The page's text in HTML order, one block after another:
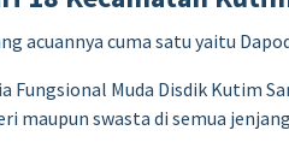
acuannya cuma satu yaitu
Fungsional Muda Disdik Kutim
maupun swasta di semua